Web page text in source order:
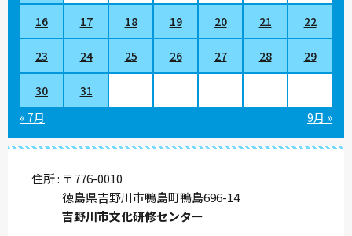
16 17 18 19 20 21 22
23 24 25 26 27 28 29
30
31
« 7月
9月 »
住所 〒776-0010
徳島県吉野川市鴨島町鴨島696-14
吉野川市文化研修センター